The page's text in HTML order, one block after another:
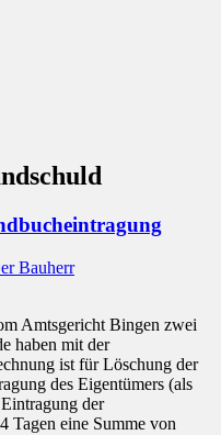
Bauherr
Amtsgericht Bingen zwei
haben mit der
ist für Löschung der
des Eigentümers (als
der
Tagen eine Summe von